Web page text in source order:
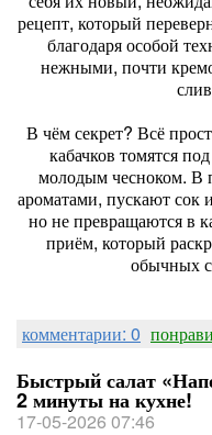
рецепт, который
благодаря особой
нежными, почти
В чём секрет? Всё
кабачков томятся
молодым чесноком. В
ароматами, пускают сок
но не превращаются в
приём, который
обычных
комментарии: 0
Быстрый салат
2 минуты на кухне!
17-05-2026 07:46